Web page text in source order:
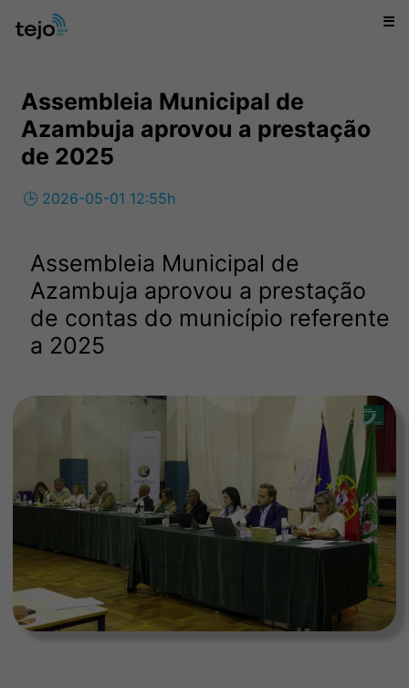
☰
Assembleia Municipal de
Azambuja aprovou a prestação
de 2025
🕒 2026-05-01 12:55h
Assembleia Municipal de
Azambuja aprovou a prestação
de contas do município referente
a 2025